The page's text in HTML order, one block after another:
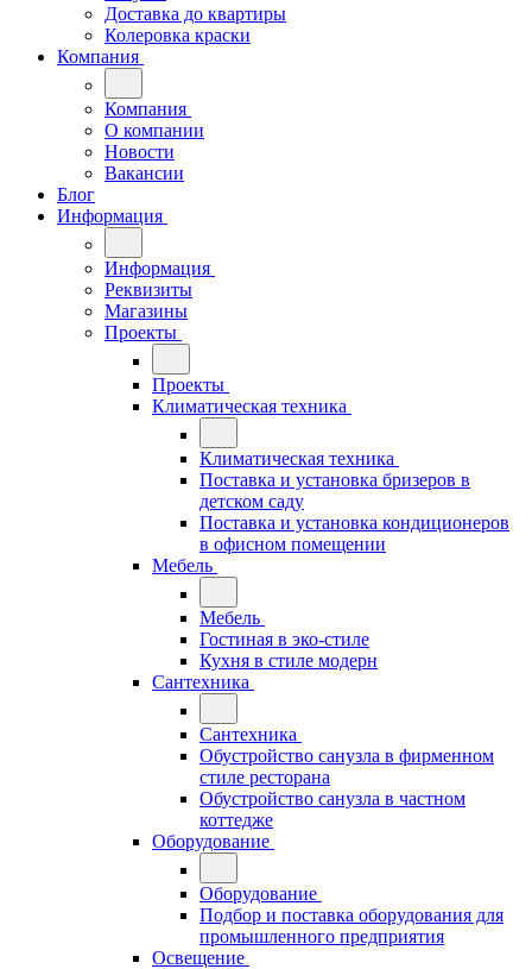
Доставка до квартиры
Колеровка краски
Компания
Компания
О компании
Новости
Вакансии
Блог
Информация
Информация
Реквизиты
Магазины
Проекты
Проекты
Климатическая техника
Климатическая техника
Поставка и установка бризеров в
детском саду
Поставка и установка кондиционеров
в офисном помещении
Мебель
Мебель
Гостиная в эко-стиле
Кухня в стиле модерн
Сантехника
Сантехника
Обустройство санузла в фирменном
стиле ресторана
Обустройство санузла в частном
коттедже
Оборудование
Оборудование
Подбор и поставка оборудования для
промышленного предприятия
Освещение